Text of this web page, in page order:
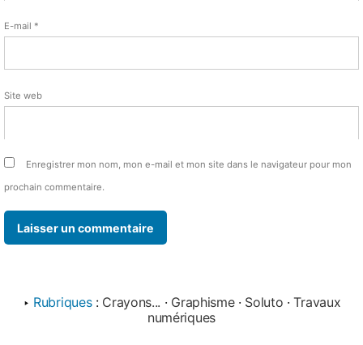
E-mail *
Site web
Enregistrer mon nom, mon e-mail et mon site dans le navigateur pour mon
prochain commentaire.
‣ Rubriques : Crayons... · Graphisme· Soluto ·Travaux
numériques